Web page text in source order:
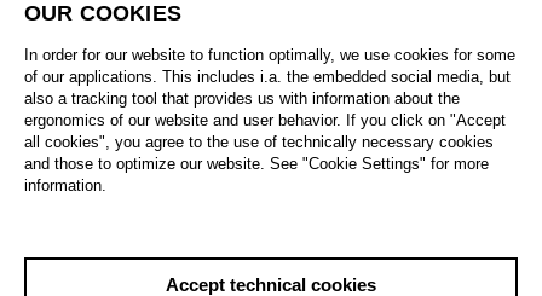
All artistic fields
All locations
All features
OUR COOKIES
In order for our website to function optimally, we use cookies for some
of our applications. This includes i.a. the embedded social media, but
also a tracking tool that provides us with information about the
ergonomics of our website and user behavior. If you click on "Accept
all cookies", you agree to the use of technically necessary cookies
and those to optimize our website. See "Cookie Settings" for more
information.
Accept technical cookies